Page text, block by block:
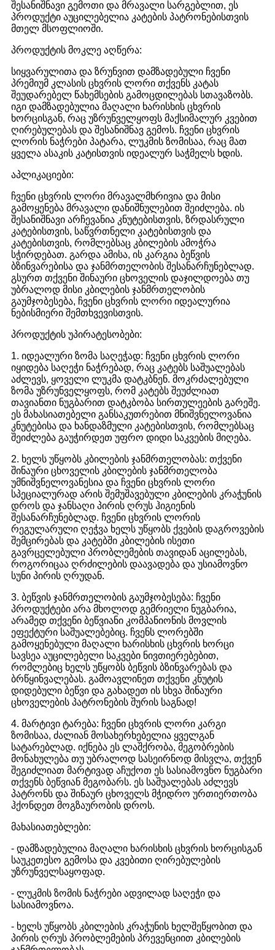
შესანიშნავი გემოთი და მრავალი სარგებლით, ეს
პროდუქტი აუცილებელია კატების პატრონებისთვის
მთელ მსოფლიოში.
პროდუქტის მოკლე აღწერა:
სიყვარულითა და ზრუნვით დამზადებული ჩვენი
პრემიუმ კლასის ცხვრის ლორი თქვენს კატას
შეუდარებელ წახემსების გამოცდილებას სთავაზობს.
იგი დამზადებულია მაღალი ხარისხის ცხვრის
ხორცისგან, რაც უზრუნველყოფს მაქსიმალურ კვებით
ღირებულებას და შესანიშნავ გემოს. ჩვენი ცხვრის
ლორის ნაჭრები პატარა, ლუკმის ზომისაა, რაც მათ
ყველა ასაკის კატისთვის იდეალურ საჭმელს ხდის.
აპლიკაციები:
ჩვენი ცხვრის ლორი მრავალმხრივია და მისი
გამოყენება მრავალი დანიშნულებით შეიძლება. ის
შესანიშნავი არჩევანია კნუტებისთვის, ზრდასრული
კატებისთვის, საწვრთნელი კატებისთვის და
კატებისთვის, რომლებსაც კბილების ამოჭრა
სჭირდებათ. გარდა ამისა, ის კარგია ბეწვის
ბზინვარებისა და ჯანმრთელობის შესანარჩუნებლად.
გსურთ თქვენი შინაური ცხოველის დაჯილდოება თუ
უბრალოდ მისი კბილების ჯანმრთელობის
გაუმჯობესება, ჩვენი ცხვრის ლორი იდეალურია
ნებისმიერი შემთხვევისთვის.
პროდუქტის უპირატესობები:
1. იდეალური ზომა საღეჭად: ჩვენი ცხვრის ლორი
იყიდება საღეჭი ნაჭრებად, რაც კატებს საშუალებას
აძლევს, ყოველი ლუკმა დატკბნენ. მოკრძალებული
ზომა უზრუნველყოფს, რომ კატებს შეუძლიათ
თავიანთი ნუგბარით დატკბობა სირთულეების გარეშე.
ეს მახასიათებელი განსაკუთრებით მნიშვნელოვანია
კნუტებისა და ხანდაზმული კატებისთვის, რომლებსაც
შეიძლება გაუჭირდეთ უფრო დიდი საკვების მიღება.
2. ხელს უწყობს კბილების ჯანმრთელობას: თქვენი
შინაური ცხოველის კბილების ჯანმრთელობა
უმნიშვნელოვანესია და ჩვენი ცხვრის ლორი
სპეციალურად არის შემუშავებული კბილების კრაჭუნის
დროს და ჯანსაღი პირის ღრუს ჰიგიენის
შესანარჩუნებლად. ჩვენი ცხვრის ლორის
რეგულარული ღეჭვა ხელს უწყობს ქვების დაგროვების
შემცირებას და კატებში კბილების ისეთი
გავრცელებული პრობლემების თავიდან აცილებას,
როგორიცაა ღრძილების დაავადება და უსიამოვნო
სუნი პირის ღრუდან.
3. ბეწვის ჯანმრთელობის გაუმჯობესება: ჩვენი
პროდუქტები არა მხოლოდ გემრიელი ნუგბარია,
არამედ თქვენი ბეწვიანი კომპანიონის მოვლის
ეფექტური საშუალებებიც. ჩვენს ლორებში
გამოყენებული მაღალი ხარისხის ცხვრის ხორცი
სავსეა აუცილებელი საკვები ნივთიერებებით,
რომლებიც ხელს უწყობს ბეწვის ბზინვარებას და
ბრწყინვალებას. გამოავლინეთ თქვენი კნუტის
დიდებული ბეწვი და გახადეთ ის სხვა შინაური
ცხოველების პატრონების შურის საგნად!
4. მარტივი ტარება: ჩვენი ცხვრის ლორი კარგი
ზომისაა, ძალიან მოსახერხებელია ყველგან
სატარებლად. იქნება ეს ლაშქრობა, მეგობრების
მონახულება თუ უბრალოდ სასეირნოდ მისვლა, თქვენ
შეგიძლიათ მარტივად აჩუქოთ ეს სასიამოვნო ნუგბარი
თქვენს ბეწვიან მეგობარს. ეს საშუალებას აძლევს
პატრონს და შინაურ ცხოველს მჭიდრო ურთიერთობა
ჰქონდეთ მოგზაურობის დროს.
მახასიათებლები:
- დამზადებულია მაღალი ხარისხის ცხვრის ხორცისგან
საუკეთესო გემოსა და კვებითი ღირებულების
უზრუნველსაყოფად.
- ლუკმის ზომის ნაჭრები ადვილად საღეჭი და
სასიამოვნოა.
- ხელს უწყობს კბილების კრაჭუნის ხელშეწყობით და
პირის ღრუს პრობლემების პრევენციით კბილების